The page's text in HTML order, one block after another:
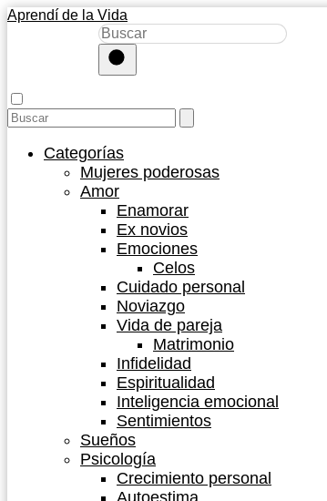
Aprendí de la Vida
Categorías
Mujeres poderosas
Amor
Enamorar
Ex novios
Emociones
Celos
Cuidado personal
Noviazgo
Vida de pareja
Matrimonio
Infidelidad
Espiritualidad
Inteligencia emocional
Sentimientos
Sueños
Psicología
Crecimiento personal